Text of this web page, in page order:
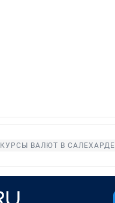
КУРСЫ ВАЛЮТ В САЛЕХАРДЕ